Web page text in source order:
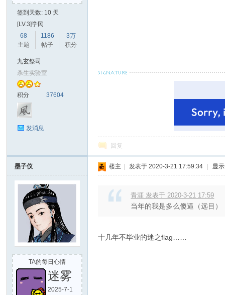
签到天数: 10 天
[LV.3]学民
68
主题
1186
帖子
3万
积分
九玄祭司
杀生实验室
积分 37604
发消息
回复
墨子仪
TA的每日心情
迷雾
2025-7-1
楼主 发表于 2020-3-21 17:59:34 显
青涯 发表于 2020-3-21 17:59
当年的我是多么傻逼（远目）
十几年不毕业的迷之flag……